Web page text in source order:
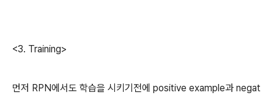
<3. Training>
먼저 RPN에서도 학습을 시키기전에 positive example과 negat